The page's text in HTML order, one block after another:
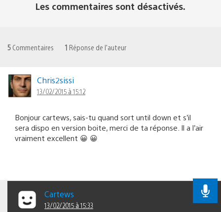
Les commentaires sont désactivés.
5 Commentaires 1 Réponse de l'auteur
Chris2sissi
13/02/2015 à 15:12
Bonjour cartews, sais-tu quand sort until down et s’il
sera dispo en version boite, merci de ta réponse. Il a l’air
vraiment excellent 😀 😀
Cartews
13/02/2015 à 15:33